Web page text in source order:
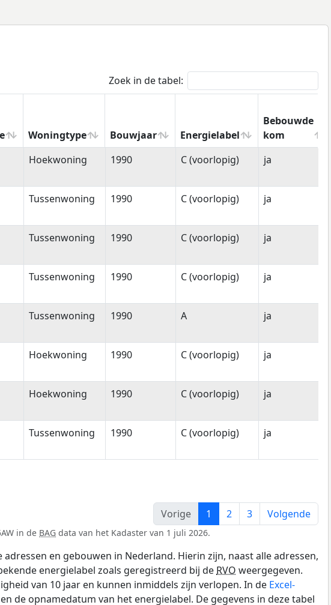
Zoek in de tabel:
Woningtype Bouwjaar Energielabel
Bebouwde
kom
Woningtype Bouwjaar Energielabel
Bebouwde
kom
Hoekwoning 1990 C (voorlopig) ja
Tussenwoning 1990 C (voorlopig) ja
Tussenwoning 1990 C (voorlopig) ja
Tussenwoning 1990 C (voorlopig) ja
Tussenwoning 1990 A ja
Hoekwoning 1990 C (voorlopig) ja
Hoekwoning 1990 C (voorlopig) ja
Tussenwoning 1990 C (voorlopig) ja
Vorige
1 2 3 Volgende
in de BAG data van het Kadaster van 1 juli 2026.
en gebouwen in Nederland. Hierin zijn, naast alle adressen,
energielabel zoals geregistreerd bij de RVO weergegeven.
van 10 jaar en kunnen inmiddels zijn verlopen. In de Excel-
de opnamedatum van het energielabel. De gegevens in deze tabel